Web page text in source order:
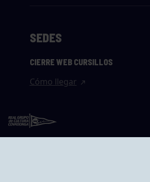
SEDES
CIERRE WEB CURSILLOS
Cómo llegar
Avd. Jesús Revuelta, 2 33204
Gijón - Asturias